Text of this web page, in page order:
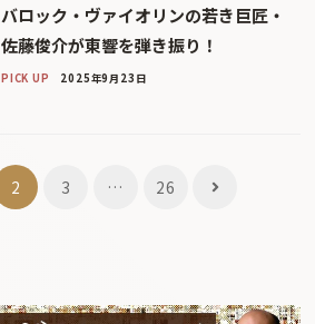
バロック・ヴァイオリンの若き巨匠・
佐藤俊介が東響を弾き振り！
PICK UP 2025年9月23日
2 3 … 26